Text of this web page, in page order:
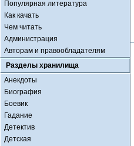
Популярная литература
Как качать
Чем читать
Администрация
Авторам и правообладателям
Разделы хранилища
Анекдоты
Биография
Боевик
Гадание
Детектив
Детская